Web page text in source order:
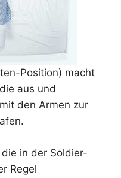
Position) macht
aus und
den Armen zur
in der Soldier-
Regel